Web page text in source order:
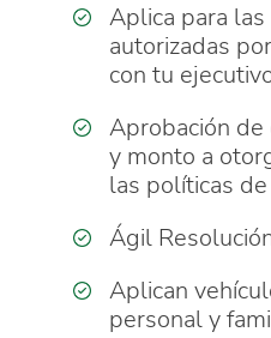
Aplica para
autorizadas
con tu
Aprobación
y monto a
las políticas
Ágil
Aplican
personal y